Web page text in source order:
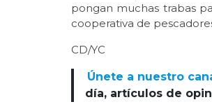
pongan muchas trabas
cooperativa de
CD/YC
Únete a nuestro
día, artículos de